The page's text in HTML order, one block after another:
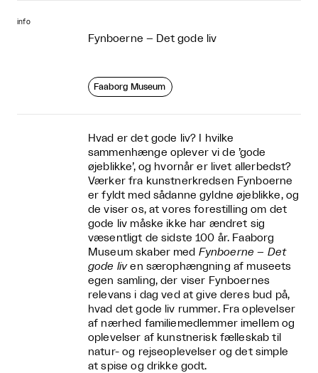
info
Fynboerne – Det gode liv
Faaborg Museum
Hvad er det gode liv? I hvilke
sammenhænge oplever vi de ’gode
øjeblikke’, og hvornår er livet allerbedst?
Værker fra kunstnerkredsen Fynboerne
er fyldt med sådanne gyldne øjeblikke, og
de viser os, at vores forestilling om det
gode liv måske ikke har ændret sig
væsentligt de sidste 100 år. Faaborg
Museum skaber med Fynboerne – Det
gode liven særophængning af museets
egen samling, der viser Fynboernes
relevans i dag ved at give deres bud på,
hvad det gode liv rummer. Fra oplevelser
af nærhed familiemedlemmer imellem og
oplevelser af kunstnerisk fælleskab til
natur- og rejseoplevelser og det simple
at spise og drikke godt.